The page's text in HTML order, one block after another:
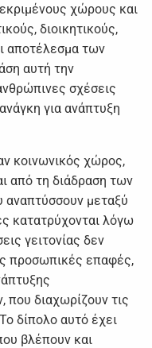
χώρους και
διοικητικούς,
αποτέλεσμα των
αυτή την
σχέσεις
για ανάπτυξη
κοινωνικός χώρος,
από τη διάδραση των
αναπτύσσουν μεταξύ
κατατρύχονται λόγω
γειτονίας δεν
προσωπικές επαφές,
που διαχωρίζουν τις
δίπολο αυτό έχει
βλέπουν και